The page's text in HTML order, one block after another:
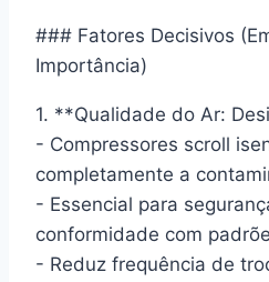
### Fatores Decisivos
Importância)
1. **Qualidade do Ar:
- Compressores scroll
completamente a
- Essencial para
conformidade com
- Reduz frequência de